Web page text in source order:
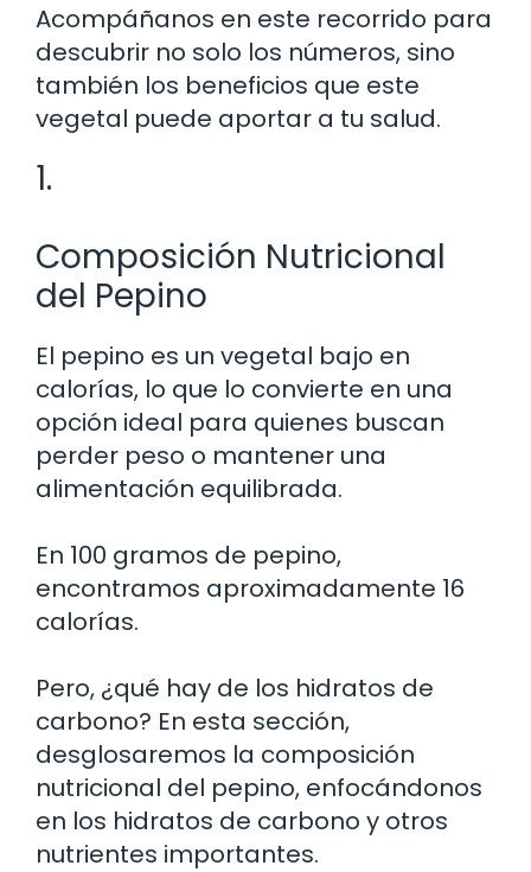
Acompáñanos en este recorrido para
descubrir no solo los números, sino
también los beneficios que este
vegetal puede aportar a tu salud.
1.
Composición Nutricional
del Pepino
El pepino es un vegetal bajo en
calorías, lo que lo convierte en una
opción ideal para quienes buscan
perder peso o mantener una
alimentación equilibrada.
En 100 gramos de pepino,
encontramos aproximadamente 16
calorías.
Pero, ¿qué hay de los hidratos de
carbono? En esta sección,
desglosaremos la composición
nutricional del pepino, enfocándonos
en los hidratos de carbono y otros
nutrientes importantes.